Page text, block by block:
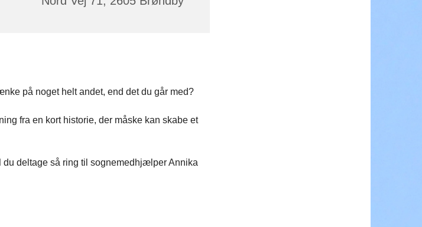
på noget helt andet, end det du går med?
fra en kort historie, der måske kan skabe et
du deltage så ring til sognemedhjælper Annika